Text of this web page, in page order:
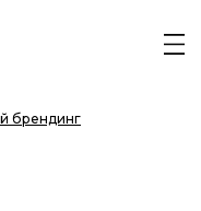
брендинг